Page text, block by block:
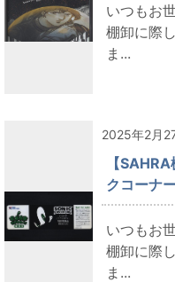
いつもお
棚卸に際
ま...
2025年2月
【
クコーナ
いつもお
棚卸に際
ま...